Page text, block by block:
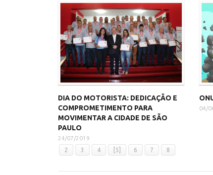
DIA DO MOTORISTA: DEDICAÇÃO E
COMPROMETIMENTO PARA
MOVIMENTAR A CIDADE DE SÃO
PAULO
24/07/2019
04/
2 3 4 [5] 6 7 8